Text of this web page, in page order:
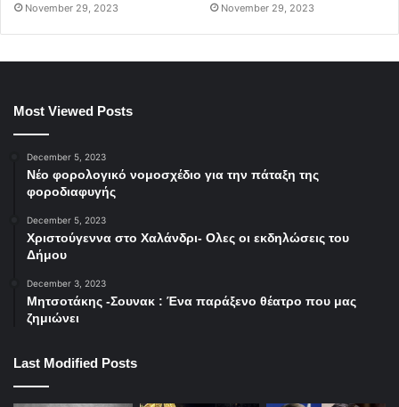
Δήμος Παπάγου - Χολαργού
Φεστιβάλ Παπάγου- Χολαργού
celestial συναυλία
November 29, 2023 November 29, 2023
Most Viewed Posts
December 5, 2023
Νέο φορολογικό νομοσχέδιο για την πάταξη της
φοροδιαφυγής
December 5, 2023
Χριστούγεννα στο Χαλάνδρι- Ολες οι εκδηλώσεις του
Δήμου
December 3, 2023
Μητσοτάκης -Σουνακ : Ένα παράξενο θέατρο που μας
ζημιώνει
Last Modified Posts